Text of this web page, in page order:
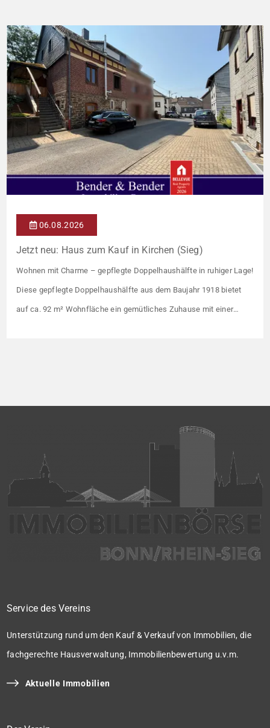
Bodentiefe, dreifach verglaste Fensterfronten Fußbodenheizung
Modern gefliestes Badezimmer mit großem Handtuchheizkörper
Beheizung über eine […]
06.08.2026
Jetzt neu: Haus zum Kauf in Kirchen (Sieg)
Wohnen mit Charme – gepflegte Doppelhaushälfte in ruhiger Lage!
Diese gepflegte Doppelhaushälfte aus dem Baujahr 1918 bietet
auf ca. 92 m² Wohnfläche ein gemütliches Zuhause mit einer
Service des Vereins
Unterstützung rund um den Kauf & Verkauf von Immobilien, die
fachgerechte Hausverwaltung, Immobilienbewertung u.v.m.
Aktuelle Immobilien